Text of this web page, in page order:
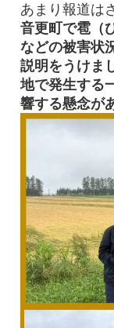
あまり報道は
音更町で雹（
などの被害状
説明をうけま
地で発生する
響する懸念が